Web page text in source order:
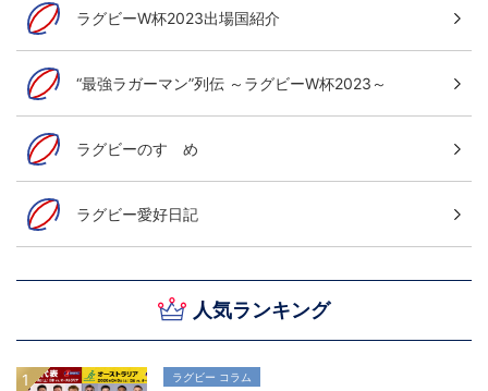
人気ランキング
ラグビー コラム
ラグビーW杯2023出場国紹介
“最強ラガーマン”列伝 ～ラグビーW杯2023～
ラグビーのすゝめ
ラグビー愛好日記